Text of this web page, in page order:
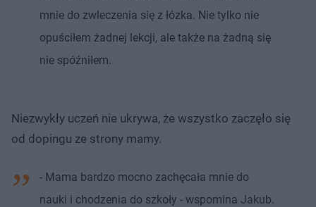
mnie do zwleczenia się z łózka. Nie tylko nie
opuściłem żadnej lekcji, ale także na żadną się
nie spóźniłem.
Niezwykły uczeń nie ukrywa, że wszystko zaczęło się
od dopingu ze strony mamy.
- Mama bardzo mocno zachęcała mnie do
nauki i chodzenia do szkoły - wspomina Jakub.